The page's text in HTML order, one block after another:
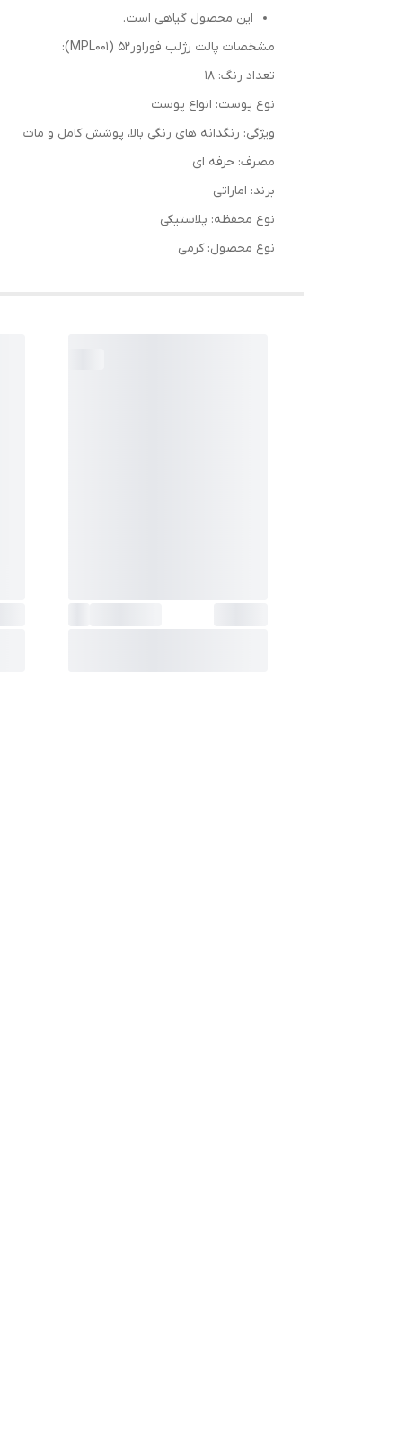
این محصول گیاهی است.
مشخصات پالت رژلب فوراور52 (MPL001):
تعداد رنگ: 18
نوع پوست: انواع پوست
ویژگی: رنگدانه های رنگی بالا، پوشش کامل و مات
مصرف: حرفه ای
برند: اماراتی
نوع محفظه: پلاستیکی
نوع محصول: کرمی